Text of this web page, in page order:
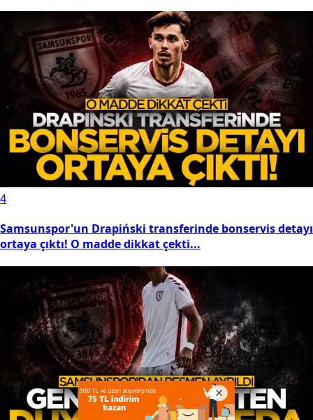
4
Samsunspor'un Drapiński transferinde bonservis detayı
ortaya çıktı! O madde dikkat çekti...